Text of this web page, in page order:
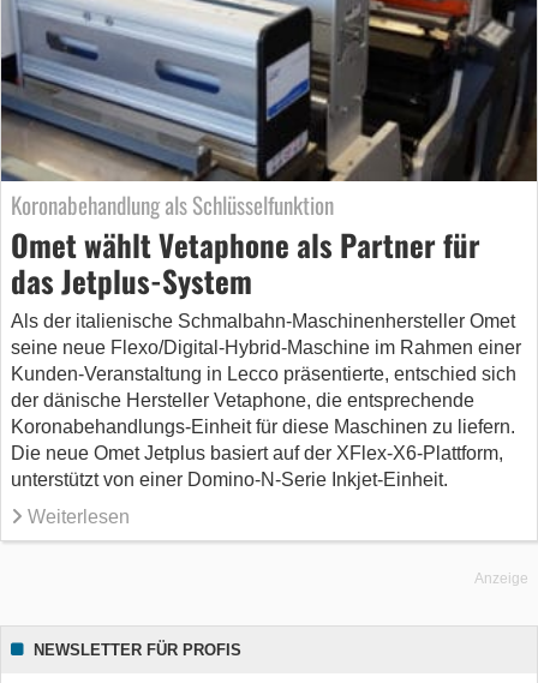
Koronabehandlung als Schlüsselfunktion
Omet wählt Vetaphone als Partner für
das Jetplus-System
Als der italienische Schmalbahn-Maschinenhersteller Omet
seine neue Flexo/Digital-Hybrid-Maschine im Rahmen einer
Kunden-Veranstaltung in Lecco präsentierte, entschied sich
der dänische Hersteller Vetaphone, die entsprechende
Koronabehandlungs-Einheit für diese Maschinen zu liefern.
Die neue Omet Jetplus basiert auf der XFlex-X6-Plattform,
unterstützt von einer Domino-N-Serie Inkjet-Einheit.
Weiterlesen
Anzeige
NEWSLETTER FÜR PROFIS